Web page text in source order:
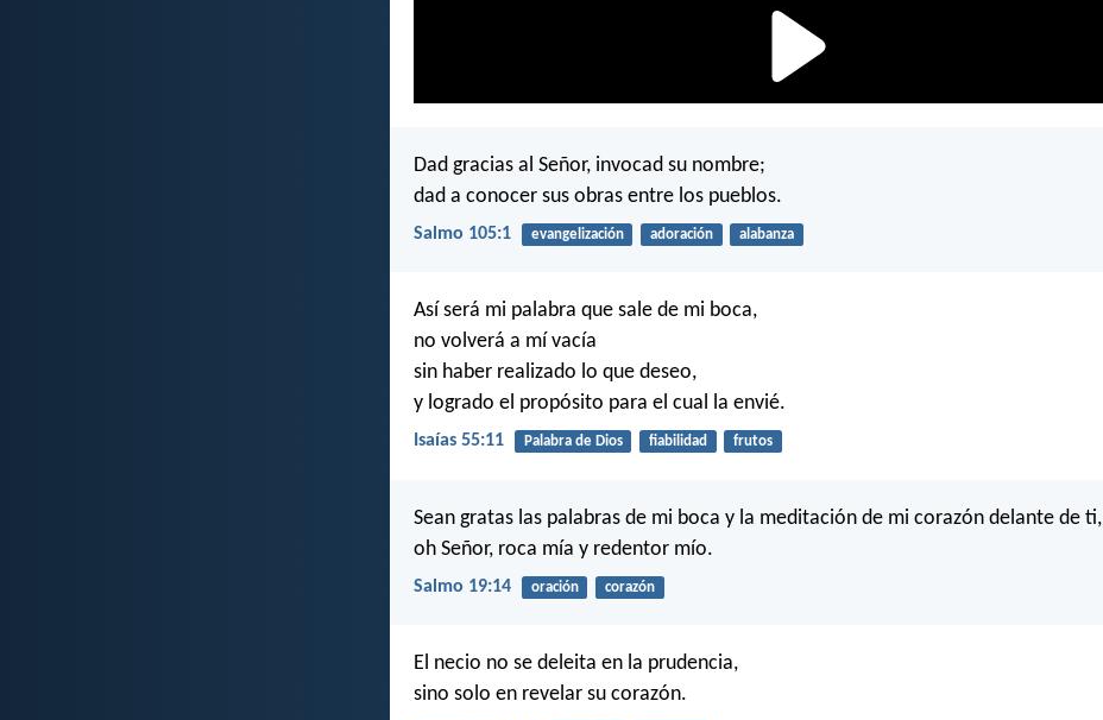
Dad gracias al Señor, invocad su nombre;
dad a conocer sus obras entre los pueblos.
Salmo 105:1 evangelización adoración alabanza
Así será mi palabra que sale de mi boca,
no volverá a mí vacía
sin haber realizado lo que deseo,
y logrado el propósito para el cual la envié.
Isaías 55:11 Palabra de Dios fiabilidad frutos
Sean gratas las palabras de mi boca y la meditación de mi corazón delante de ti,
oh Señor, roca mía y redentor mío.
Salmo 19:14 oración corazón
El necio no se deleita en la prudencia,
sino solo en revelar su corazón.